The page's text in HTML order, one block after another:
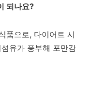
되나요?
품으로, 다이어트 시
유가 풍부해 포만감